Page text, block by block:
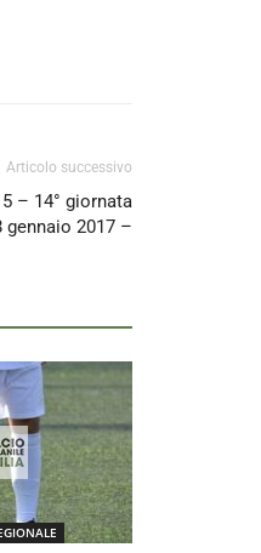
Articolo successivo
– 14° giornata
2017 –